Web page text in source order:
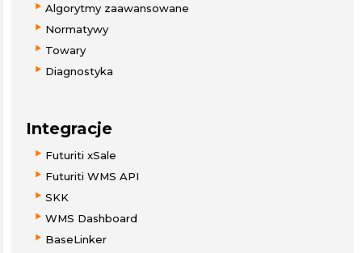
Algorytmy zaawansowane
Normatywy
Towary
Diagnostyka
Integracje
Futuriti xSale
Futuriti WMS API
SKK
WMS Dashboard
BaseLinker